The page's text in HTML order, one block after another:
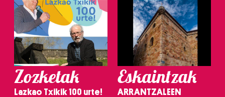
Zozketak
Lazkao Txikik 100 urte!
Eskaintzak
ARRANTZALEEN